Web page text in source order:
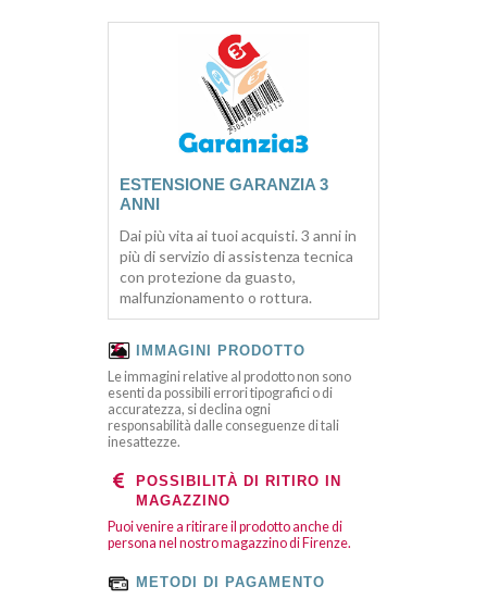
ESTENSIONE GARANZIA 3
ANNI
Dai più vita ai tuoi acquisti. 3 anni in
più di servizio di assistenza tecnica
con protezione da guasto,
malfunzionamento o rottura.
IMMAGINI PRODOTTO
Le immagini relative al prodotto non sono
esenti da possibili errori tipografici o di
accuratezza, si declina ogni
responsabilità dalle conseguenze di tali
inesattezze.
POSSIBILITÀ DI RITIRO IN
MAGAZZINO
Puoi venire a ritirare il prodotto anche di
persona nel nostro magazzino di Firenze.
METODI DI PAGAMENTO